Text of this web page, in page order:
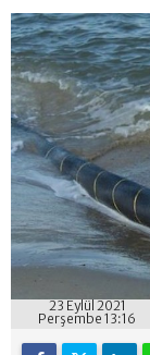
23 Eylül 2021
Perşembe 13:16